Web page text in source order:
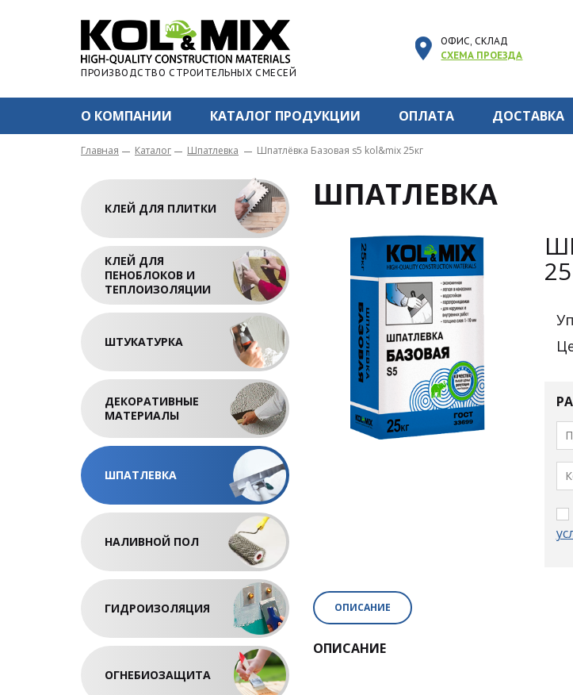
ПРОИЗВОДСТВО СТРОИТЕЛЬНЫХ СМЕСЕЙ
ОФИС, СКЛАД
СХЕМА ПРОЕЗДА
О КОМПАНИИ КАТАЛОГ ПРОДУКЦИИ ОПЛАТА ДОСТАВКА
Главная Каталог Шпатлевка Шпатлёвка Базовая s5 kol&mix 25кг
КЛЕЙ ДЛЯ ПЛИТКИ
КЛЕЙ ДЛЯ
ПЕНОБЛОКОВ И
ТЕПЛОИЗОЛЯЦИИ
ШТУКАТУРКА
ДЕКОРАТИВНЫЕ
МАТЕРИАЛЫ
ШПАТЛЕВКА
НАЛИВНОЙ ПОЛ
ГИДРОИЗОЛЯЦИЯ
ОГНЕБИОЗАЩИТА
ШПАТЛЕВКА
ОПИСАНИЕ
ОПИСАНИЕ